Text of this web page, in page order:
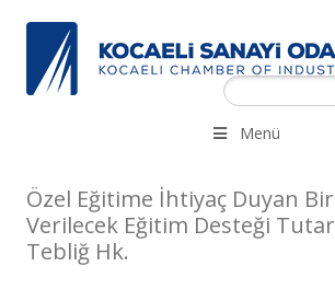
KSO 3500’ü aşkın sanayi kuruluşuna uzman
Merkez, Çayırova, Dilovası, Gebze ve İMES
Menü
Özel Eğitime İhtiyaç Duyan
Verilecek Eğitim Desteği
Tebliğ Hk.